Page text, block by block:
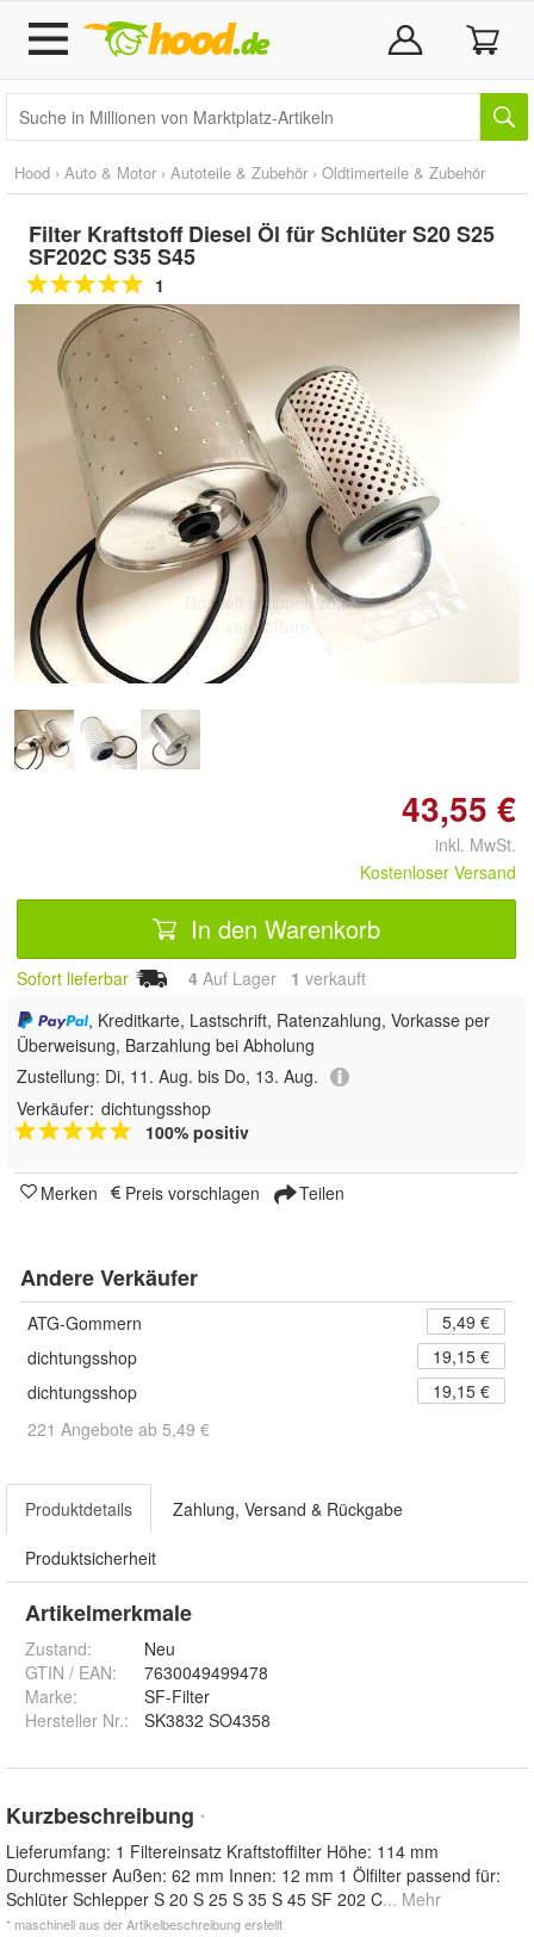
Hood › Auto & Motor › Autoteile & Zubehör › Oldtimerteile & Zubehör
Filter Kraftstoff Diesel Öl für Schlüter S20 S25
SF202C S35 S45
1
Doppelt antippen zum
vergrößern
43,55 €
inkl. MwSt.
Kostenloser Versand
In den Warenkorb
Sofort lieferbar 4 Auf Lager 1 verkauft
, Kreditkarte, Lastschrift, Ratenzahlung, Vorkasse per
Überweisung, Barzahlung bei Abholung
Zustellung: Di, 11. Aug. bis Do, 13. Aug.
Verkäufer: dichtungsshop
100% positiv
Merken Preis vorschlagen Teilen
Andere Verkäufer
ATG-Gommern
5,49 €
dichtungsshop
19,15 €
dichtungsshop
19,15 €
221 Angebote ab 5,49 €
Produktdetails Zahlung, Versand & Rückgabe
Produktsicherheit
Artikelmerkmale
Zustand:
Neu
GTIN / EAN:
7630049499478
Marke:
SF-Filter
Hersteller Nr.:
SK3832 SO4358
Kurzbeschreibung *
Lieferumfang: 1 Filtereinsatz Kraftstoffilter Höhe: 114 mm
Durchmesser Außen: 62 mm Innen: 12 mm 1 Ölfilter passend für:
Schlüter Schlepper S 20 S 25 S 35 S 45 SF 202 C... Mehr
* maschinell aus der Artikelbeschreibung erstellt